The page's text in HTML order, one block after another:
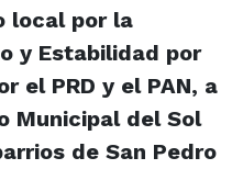
local por la
y Estabilidad por
el PRD y el PAN, a
Municipal del Sol
de San Pedro